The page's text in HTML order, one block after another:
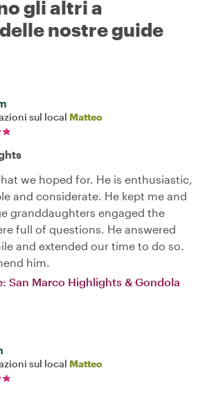
gli altri a
nostre guide
sul local Matteo
we hoped for. He is enthusiastic,
and considerate. He kept me and
granddaughters engaged the
full of questions. He answered
and extended our time to do so.
him.
San Marco Highlights & Gondola
sul local Matteo